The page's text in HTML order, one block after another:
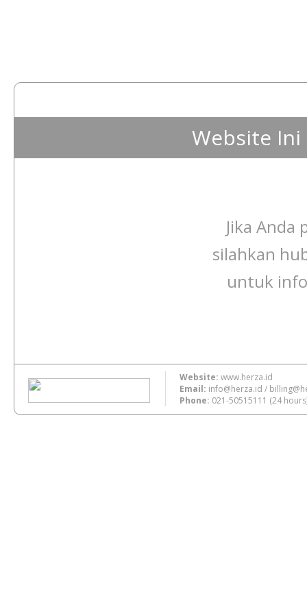
Website Ini
Jika Anda
silahkan
untuk
Website: www.herza.id
Email: info@herza.id /
Phone: 021-50515111 (24